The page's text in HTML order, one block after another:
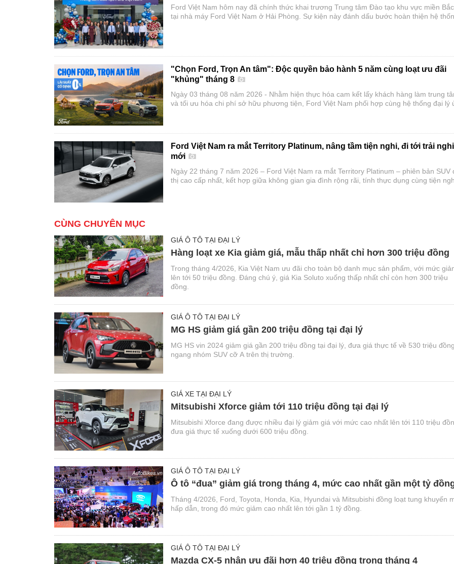
Ford Việt Nam hôm nay đã chính thức khai trương Trung tâm Đào tạo khu vực miền
tại nhà máy Ford Việt Nam ở Hải Phòng. Sự kiện này đánh dấu bước hoàn thiện hệ
"Chọn Ford, Trọn An tâm": Độc quyền bảo hành 5 năm cùng loạt ưu đãi
"khủng" tháng 8
Ngày 03 tháng 08 năm 2026 - Nhằm hiện thực hóa cam kết lấy khách hàng làm trung
và tối ưu hóa chi phí sở hữu phương tiện, Ford Việt Nam phối hợp cùng hệ thống đại lý
Ford Việt Nam ra mắt Territory Platinum, nâng tầm tiện nghi, đi tới trải
mới
Ngày 22 tháng 7 năm 2026 – Ford Việt Nam ra mắt Territory Platinum – phiên bản SUV
thị cao cấp nhất, kết hợp giữa không gian gia đình rộng rãi, tính thực dụng cùng tiện
CÙNG CHUYÊN MỤC
GIÁ Ô TÔ TẠI ĐẠI LÝ
Hàng loạt xe Kia giảm giá, mẫu thấp nhất chỉ hơn 300 triệu đồng
Trong tháng 4/2026, Kia Việt Nam ưu đãi cho toàn bộ danh mục sản phẩm, với mức
lên tới 50 triệu đồng. Đáng chú ý, giá Kia Soluto xuống thấp nhất chỉ còn hơn 300 triệu
đồng.
GIÁ Ô TÔ TẠI ĐẠI LÝ
MG HS giảm giá gần 200 triệu đồng tại đại lý
MG HS vin 2024 giảm giá gần 200 triệu đồng tại đại lý, đưa giá thực tế về 530 triệu
ngang nhóm SUV cỡ A trên thị trường.
GIÁ XE TẠI ĐẠI LÝ
Mitsubishi Xforce giảm tới 110 triệu đồng tại đại lý
Mitsubishi Xforce đang được nhiều đại lý giảm giá với mức cao nhất lên tới 110 triệu
đưa giá thực tế xuống dưới 600 triệu đồng.
GIÁ Ô TÔ TẠI ĐẠI LÝ
Ô tô “đua” giảm giá trong tháng 4, mức cao nhất gần một tỷ
Tháng 4/2026, Ford, Toyota, Honda, Kia, Hyundai và Mitsubishi đồng loạt tung khuyến
hấp dẫn, trong đó mức giảm cao nhất lên tới gần 1 tỷ đồng.
GIÁ Ô TÔ TẠI ĐẠI LÝ
Mazda CX-5 nhận ưu đãi hơn 40 triệu đồng trong tháng 4